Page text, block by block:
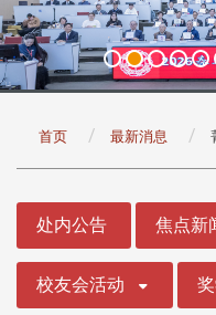
首页 最新消息
处内公告 焦点新
校友会活动